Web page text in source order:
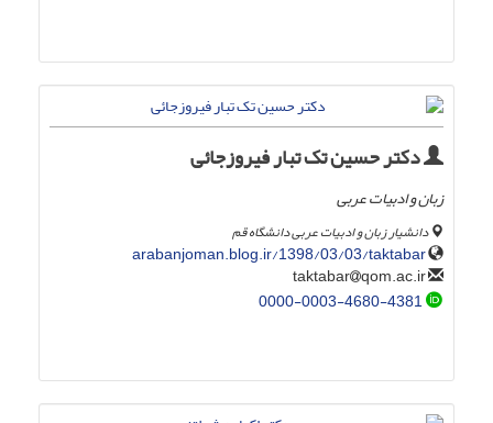
دکتر حسین تک تبار فیروزجائی
زبان و ادبیات عربی
دانشیار زبان و ادبیات عربی دانشگاه قم
arabanjoman.blog.ir/1398/03/03/taktabar
qom.ac.ir
0000-0003-4680-4381